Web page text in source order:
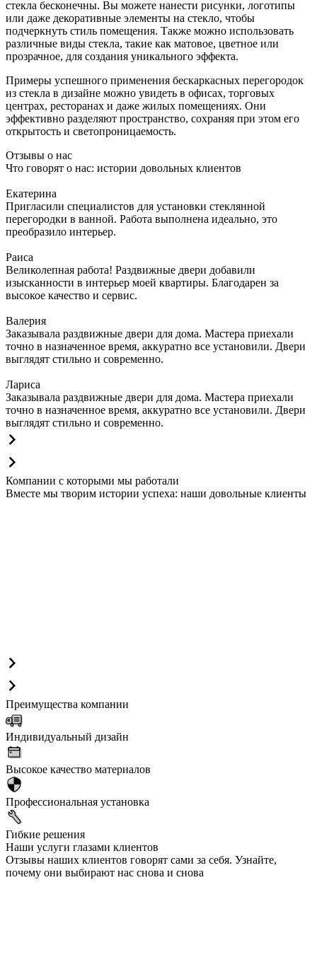
стекла бесконечны. Вы можете нанести рисунки, логотипы
или даже декоративные элементы на стекло, чтобы
подчеркнуть стиль помещения. Также можно использовать
различные виды стекла, такие как матовое, цветное или
прозрачное, для создания уникального эффекта.
Примеры успешного применения бескаркасных перегородок
из стекла в дизайне можно увидеть в офисах, торговых
центрах, ресторанах и даже жилых помещениях. Они
эффективно разделяют пространство, сохраняя при этом его
открытость и светопроницаемость.
Отзывы о нас
Что говорят о нас: истории довольных клиентов
Екатерина
Пригласили специалистов для установки стеклянной
перегородки в ванной. Работа выполнена идеально, это
преобразило интерьер.
Раиса
Великолепная работа! Раздвижные двери добавили
изысканности в интерьер моей квартиры. Благодарен за
высокое качество и сервис.
Валерия
Заказывала раздвижные двери для дома. Мастера приехали
точно в назначенное время, аккуратно все установили. Двери
выглядят стильно и современно.
Лариса
Заказывала раздвижные двери для дома. Мастера приехали
точно в назначенное время, аккуратно все установили. Двери
выглядят стильно и современно.
Компании с которыми мы работали
Вместе мы творим истории успеха: наши довольные клиенты
Преимущества компании
Индивидуальный дизайн
Высокое качество материалов
Профессиональная установка
Гибкие решения
Наши услуги глазами клиентов
Отзывы наших клиентов говорят сами за себя. Узнайте,
почему они выбирают нас снова и снова